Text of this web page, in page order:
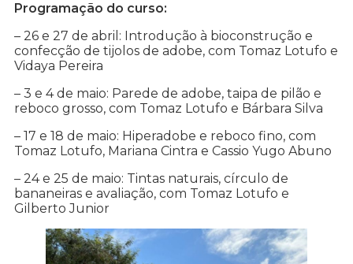
Programação do curso:
– 26 e 27 de abril: Introdução à bioconstrução e
confecção de tijolos de adobe, com Tomaz Lotufo e
Vidaya Pereira
– 3 e 4 de maio: Parede de adobe, taipa de pilão e
reboco grosso, com Tomaz Lotufo e Bárbara Silva
– 17 e 18 de maio: Hiperadobe e reboco fino, com
Tomaz Lotufo, Mariana Cintra e Cassio Yugo Abuno
– 24 e 25 de maio: Tintas naturais, círculo de
bananeiras e avaliação, com Tomaz Lotufo e
Gilberto Junior